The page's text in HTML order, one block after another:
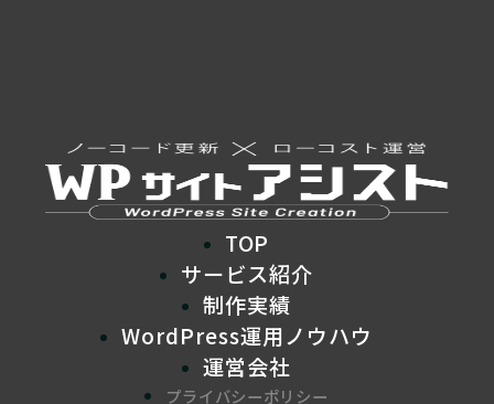
TOP
サービス紹介
制作実績
WordPress運用ノウハウ
運営会社
プライバシーポリシー